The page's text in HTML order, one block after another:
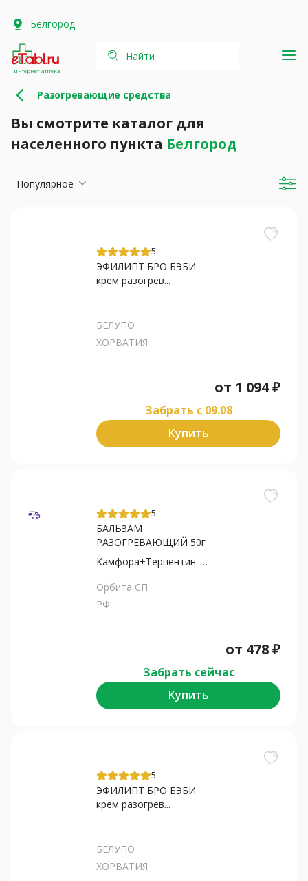
Белгород
интернет-аптека
Найти
Разогревающие средства
Вы смотрите каталог для
населенного пункта Белгород
Популярное
5
ЭФИЛИПТ БРО БЭБИ
крем разогрев...
БЕЛУПО
ХОРВАТИЯ
от 1 094₽
Забрать c 09.08
Купить
5
БАЛЬЗАМ
РАЗОГРЕВАЮЩИЙ 50г
Камфора+Терпентин... масло
Орбита СП
РФ
от 478₽
Забрать сейчас
Купить
5
ЭФИЛИПТ БРО БЭБИ
крем разогрев...
БЕЛУПО
ХОРВАТИЯ